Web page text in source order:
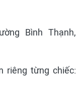
Bình Thạnh,
riêng từng chiếc: